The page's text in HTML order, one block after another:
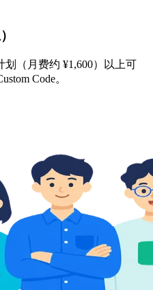
划（月费约 ¥1,600）以上可
Code。